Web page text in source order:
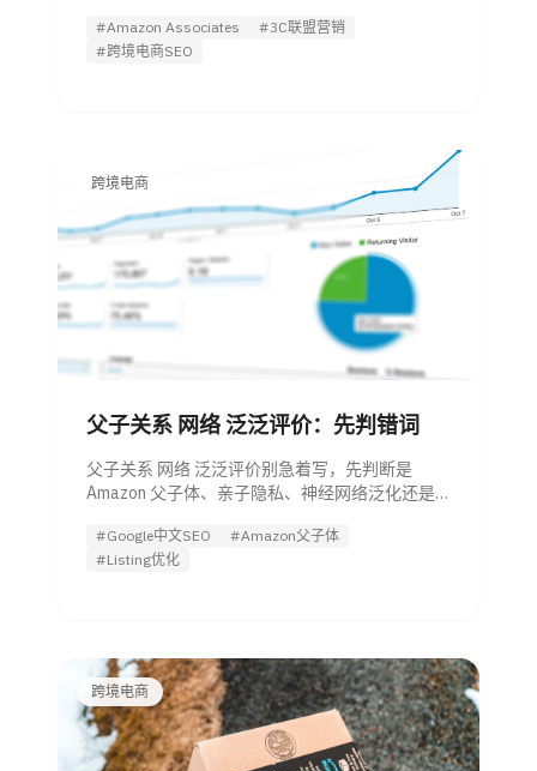
#Amazon Associates
#3C联盟营销
#跨境电商SEO
跨境电商
父子关系 网络 泛泛评价：先判错词
父子关系 网络 泛泛评价别急着写，先判断是
Amazon 父子体、亲子隐私、神经网络泛化还是
#Google中文SEO
#Amazon父子体
#Listing优化
跨境电商